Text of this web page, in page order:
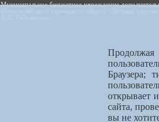
Муниципальное бюджетное учреждение
Браузера;
открывает
сайта,
вы не